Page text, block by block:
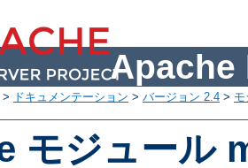
Apache
> ドキュメンテーション > バージョン 2.4 >
モジュール